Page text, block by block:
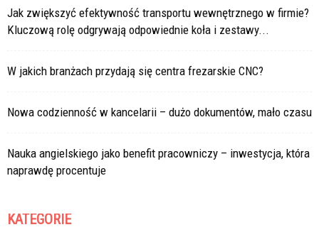
Jak zwiększyć efektywność transportu wewnętrznego w firmie?
Kluczową rolę odgrywają odpowiednie koła i zestawy...
W jakich branżach przydają się centra frezarskie CNC?
Nowa codzienność w kancelarii – dużo dokumentów, mało czasu
Nauka angielskiego jako benefit pracowniczy – inwestycja, która
naprawdę procentuje
KATEGORIE